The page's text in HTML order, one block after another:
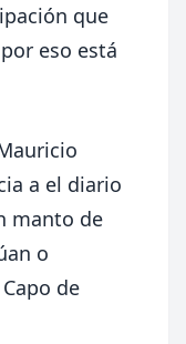
que
eso está
a el diario
manto de
o
de